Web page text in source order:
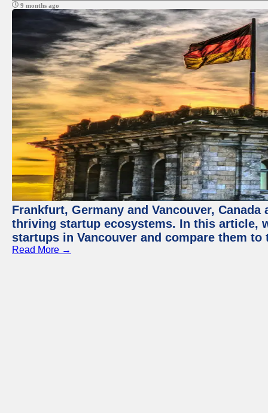
9 months ago
Frankfurt, Germany and Vancouver,
thriving startup ecosystems. In this article,
startups in Vancouver and compare them
Read More →